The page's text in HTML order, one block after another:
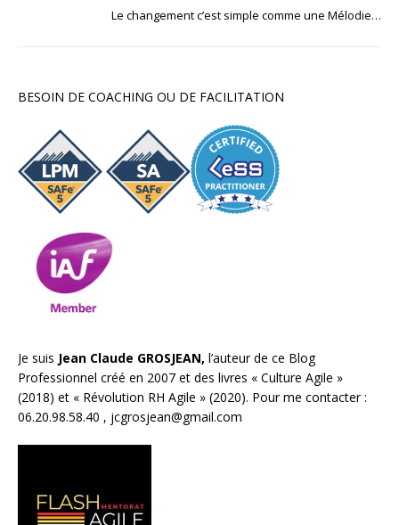
Le changement c’est simple comme une Mélodie…
BESOIN DE COACHING OU DE FACILITATION
Je suis Jean Claude GROSJEAN, l’auteur de ce Blog
Professionnel créé en 2007 et des livres « Culture Agile »
(2018) et « Révolution RH Agile » (2020). Pour me contacter :
06.20.98.58.40 , jcgrosjean@gmail.com